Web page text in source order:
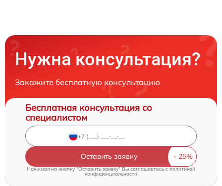
Нужна консультация?
Закажите бесплатную консультацию
Бесплатная консультация со
специалистом
Оставить заявку
Нажимая на кнопку "Оставить заявку" Вы соглашаетесь c политикой
конфиденциальности